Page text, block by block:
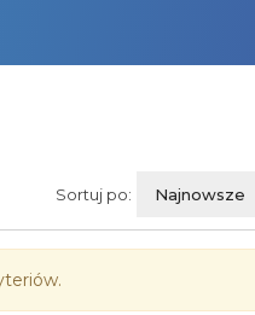
Sortuj po: Najnowsze